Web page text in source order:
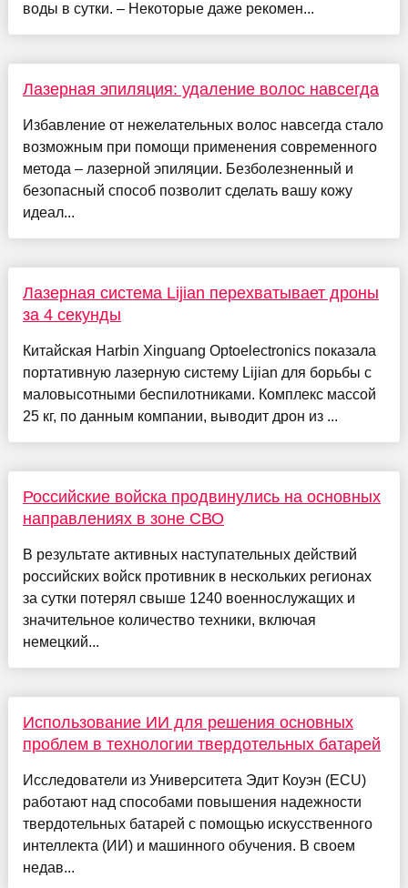
воды в сутки. – Некоторые даже рекомен...
Лазерная эпиляция: удаление волос навсегда
Избавление от нежелательных волос навсегда стало
возможным при помощи применения современного
метода – лазерной эпиляции. Безболезненный и
безопасный способ позволит сделать вашу кожу
идеал...
Лазерная система Lijian перехватывает дроны
за 4 секунды
Китайская Harbin Xinguang Optoelectronics показала
портативную лазерную систему Lijian для борьбы с
маловысотными беспилотниками. Комплекс массой
25 кг, по данным компании, выводит дрон из ...
Российские войска продвинулись на основных
направлениях в зоне СВО
В результате активных наступательных действий
российских войск противник в нескольких регионах
за сутки потерял свыше 1240 военнослужащих и
значительное количество техники, включая
немецкий...
Использование ИИ для решения основных
проблем в технологии твердотельных батарей
Исследователи из Университета Эдит Коуэн (ECU)
работают над способами повышения надежности
твердотельных батарей с помощью искусственного
интеллекта (ИИ) и машинного обучения. В своем
недав...